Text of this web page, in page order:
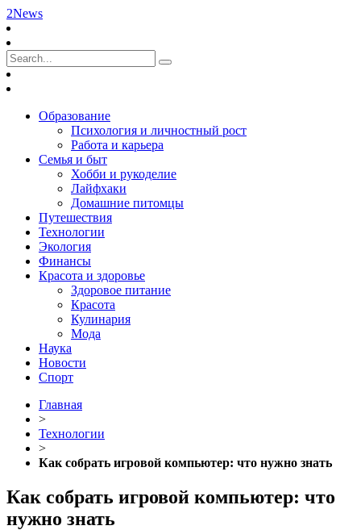
2News
Образование
Психология и личностный рост
Работа и карьера
Семья и быт
Хобби и рукоделие
Лайфхаки
Домашние питомцы
Путешествия
Технологии
Экология
Финансы
Красота и здоровье
Здоровое питание
Красота
Кулинария
Мода
Наука
Новости
Спорт
Главная
>
Технологии
>
Как собрать игровой компьютер: что нужно знать
Как собрать игровой компьютер: что
нужно знать